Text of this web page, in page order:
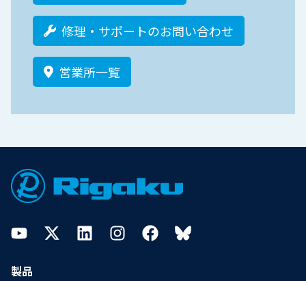
修理・サポートのお問い合わせ
営業所一覧
Footer
YouTubeTwitterLinkedInInstagramFacebookBluesky
製品